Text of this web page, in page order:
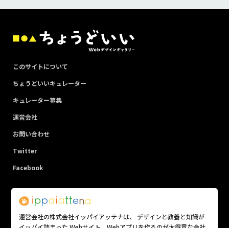
このサイトについて
ちょうどいいキュレーター
キュレーター募集
運営会社
お問い合わせ
Twitter
Facebook
運営会社の株式会社イッパイアッテナは、 デザインと教養と知識が